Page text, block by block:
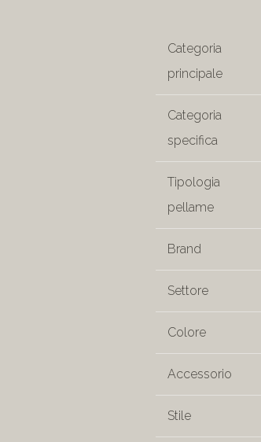
Categoria
principale
Categoria
specifica
Tipologia
pellame
Brand
Settore
Colore
Accessorio
Stile